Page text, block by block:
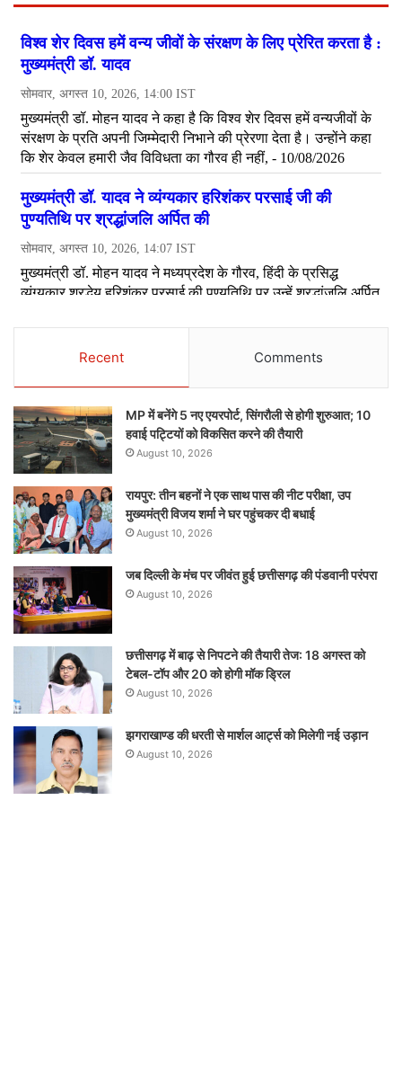
Recent Comments
MP में बनेंगे 5 नए एयरपोर्ट, सिंगरौली से होगी शुरुआत; 10
हवाई पट्टियों को विकसित करने की तैयारी
August 10, 2026
रायपुर: तीन बहनों ने एक साथ पास की नीट परीक्षा, उप
मुख्यमंत्री विजय शर्मा ने घर पहुंचकर दी बधाई
August 10, 2026
जब दिल्ली के मंच पर जीवंत हुई छत्तीसगढ़ की पंडवानी परंपरा
August 10, 2026
छत्तीसगढ़ में बाढ़ से निपटने की तैयारी तेज: 18 अगस्त को
टेबल-टॉप और 20 को होगी मॉक ड्रिल
August 10, 2026
झगराखाण्ड की धरती से मार्शल आर्ट्स को मिलेगी नई उड़ान
August 10, 2026